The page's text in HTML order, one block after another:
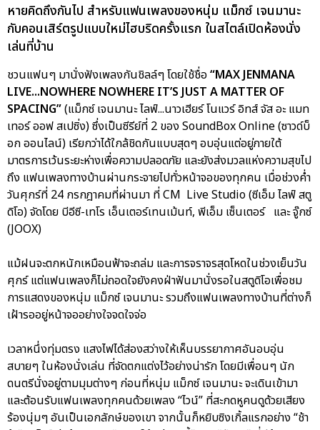
หายคิดถึงกันไป สำหรับแฟนเพลงของหนุ่ม แม็กซ์ เจนมานะ
กับคอนเสิร์ตรูปแบบใหม่ไฮบริดครั้งแรก ในสไตล์เปิดห้องนั่ง
เล่นที่บ้าน
ชวนแฟนๆ มานั่งฟังเพลงกันชิลล์ๆ โดยใช้ชื่อ “MAX JENMANA
LIVE...NOWHERE NOWHERE IT’S JUST A MATTER OF
SPACING”(แม็กซ์ เจนมานะ ไลฟ์...นาวเฮียร์ โนแวร์ อิทส์ จัส อะ แมท
เทอร์ ออฟ สเปซิ่ง) ซึ่งเป็นซีรีย์ที่ 2 ของ SoundBox Online (ซาวด์บ็
อก ออนไลน์) เรียกว่าได้ใกล้ชิดกันแบบสุดๆ อบอุ่นแต่อยู่ภายใต้
มาตรการเว้นระยะห่างเพื่อความปลอดภัย และยังส่งมวลแห่งความสุขไป
ถึง แฟนเพลงทางบ้านผ่านกระจายไปทั่วหน้าจอของทุกคน เมื่อช่วงค่ำ
วันศุกร์ที่ 24 กรกฎาคมที่ผ่านมา ที่ CM Live Studio (ซีเอ็ม ไลฟ์ สตู
ดิโอ) จัดโดย บีอีซี-เทโร เอ็นเตอร์เทนเม้นท์, พีเอ็ม เซ็นเตอร์ และ จู๊กซ์
(JOOX)
แม้ฝนจะตกหนักเหมือนฟ้าจะถล่ม และการจราจรสุดโหดในช่วงเย็นวัน
ศุกร์ แต่แฟนเพลงก็ไม่ถอดใจยังคงฝ่าฟันมานั่งรอในสตูดิโอเพื่อชม
การแสดงของหนุ่ม แม็กซ์ เจนมานะ รวมถึงแฟนเพลงทางบ้านที่ต่างก็
เฝ้ารออยู่หน้าจออย่างใจจดใจจ่อ
เวลาหนึ่งทุ่มตรง แสงไฟได้ส่องสว่างให้เห็นบรรยากาศอันอบอุ่น
สบายๆ ในห้องนั่งเล่น ที่จัดตกแต่งไว้อย่างน่ารัก โดยมีเพื่อนๆ นัก
ดนตรีนั่งอยู่ตามมุมต่างๆ ก่อนที่หนุ่ม แม็กซ์ เจนมานะ จะเดินเข้ามา
และต้อนรับแฟนเพลงทุกคนด้วยเพลง “ไวน์” ที่สะกดหูคนดูด้วยเสียง
ร้องนุ่มๆ อันเป็นเอกลักษ์ของเขา จากนั้นก็หยิบซิงเกิ้ลแรกอย่าง “ช้า